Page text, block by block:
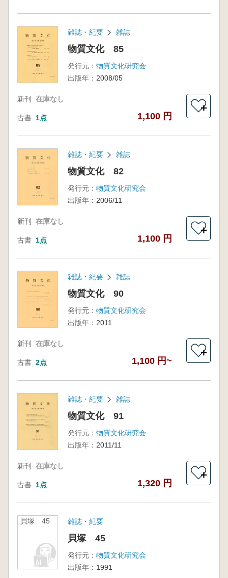
雑誌・紀要 雑誌
物質文化 85
発行元： 物質文化研究会
出版年： 2008/05
新刊 在庫なし
古書 1点 1,100 円
＋
雑誌・紀要 雑誌
物質文化 82
発行元： 物質文化研究会
出版年： 2006/11
新刊 在庫なし
古書 1点 1,100 円
＋
雑誌・紀要 雑誌
物質文化 90
発行元： 物質文化研究会
出版年： 2011
新刊 在庫なし
古書 2点 1,100 円~
＋
雑誌・紀要 雑誌
物質文化 91
発行元： 物質文化研究会
出版年： 2011/11
新刊 在庫なし
古書 1点 1,320 円
＋
貝塚 45 雑誌・紀要
貝塚 45
発行元： 物質文化研究会
出版年： 1991